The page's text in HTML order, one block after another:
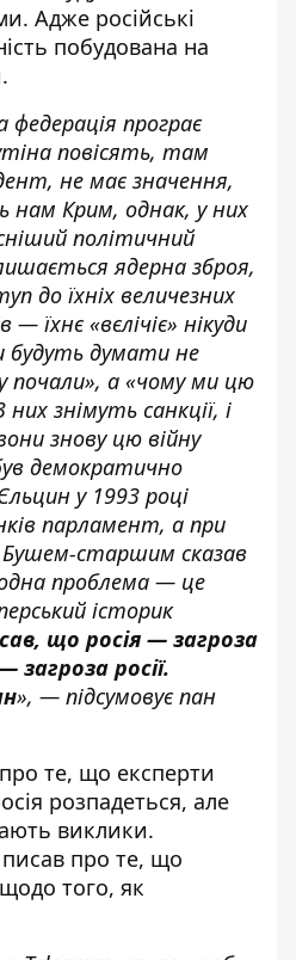
Адже російські
побудована на
федерація програє
повісять, там
не має значення,
Крим, однак, у них
політичний
ядерна зброя,
до їхніх величезних
— їхнє «вєлічіє» нікуди
будуть думати не
почали», а «чому ми цю
них знімуть санкції, і
знову цю війну
демократично
у 1993 році
парламент, а при
Бушем-старшим сказав
одна проблема — це
історик
що росія — загроза
загроза росії.
», — підсумовує пан
те, що експерти
розпадеться, але
виклики.
про те, що
того, як